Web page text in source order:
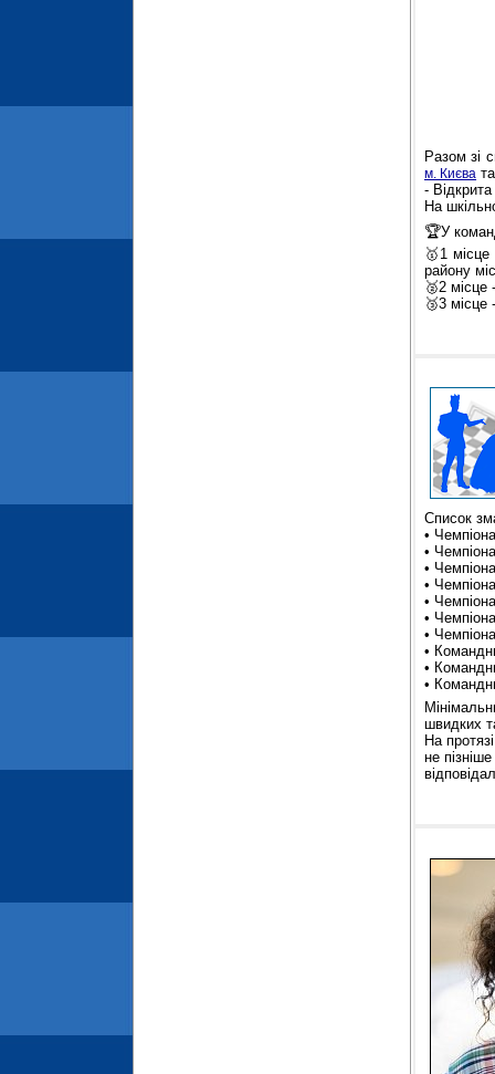
Разом зі
м. Києва
-
На
🏆У
🥇1
району
🥈2 місце
🥉3 місце
Список
•
•
•
•
•
•
•
•
•
•
швидких
На
не